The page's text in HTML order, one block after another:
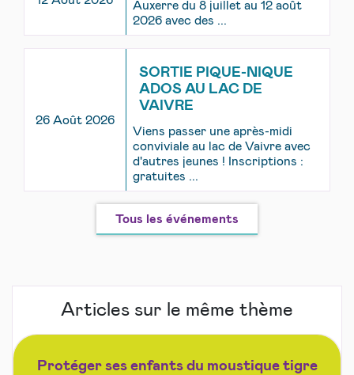
Auxerre du 8 juillet au 12 août
2026 avec des ...
26 Août 2026
SORTIE PIQUE-NIQUE
ADOS AU LAC DE
VAIVRE
Viens passer une après-midi
conviviale au lac de Vaivre avec
d'autres jeunes ! Inscriptions :
gratuites ...
Tous les événements
Articles sur le même thème
Protéger ses enfants du moustique tigre